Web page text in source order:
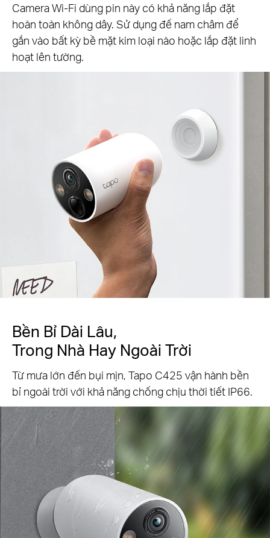
Camera Wi-Fi dùng pin này có khả năng lắp đặt
hoàn toàn không dây. Sử dụng đế nam châm để
gắn vào bất kỳ bề mặt kim loại nào hoặc lắp đặt linh
hoạt lên tường.
Bền Bỉ Dài Lâu,
Trong Nhà Hay Ngoài Trời
Từ mưa lớn đến bụi mịn, Tapo C425 vận hành bền
bỉ ngoài trời với khả năng chống chịu thời tiết IP66.